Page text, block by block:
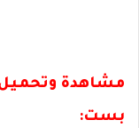
مشاهدة
بست: